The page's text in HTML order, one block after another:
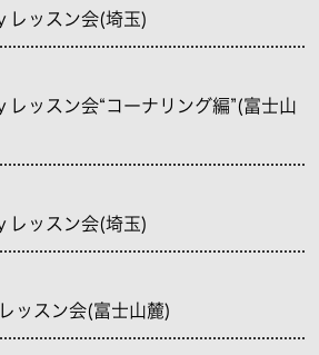
レッスン会(埼玉)
ッスン会“コーナリング編”(富士山
レッスン会(埼玉)
ッスン会(富士山麓)